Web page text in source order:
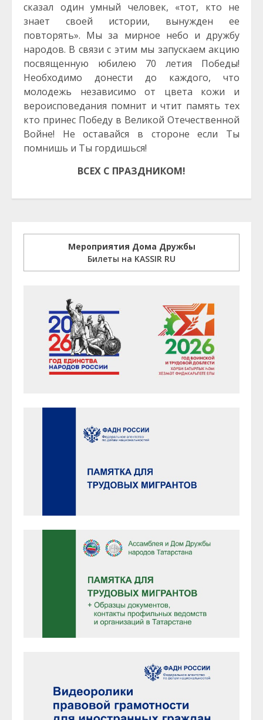
сказал один умный человек, «тот, кто не
знает своей истории, вынужден ее
повторять». Мы за мирное небо и дружбу
народов. В связи с этим мы запускаем акцию
посвященную юбилею 70 летия Победы!
Необходимо донести до каждого, что
молодежь независимо от цвета кожи и
вероисповедания помнит и чтит память тех
кто принес Победу в Великой Отечественной
Войне! Не оставайся в стороне если Ты
помнишь и Ты гордишься!
ВСЕХ С ПРАЗДНИКОМ!
Мероприятия Дома Дружбы
Билеты на KASSIR RU